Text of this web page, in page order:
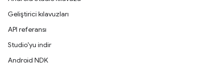
Geliştirici kılavuzları
API referansı
Studio'yu indir
Android NDK